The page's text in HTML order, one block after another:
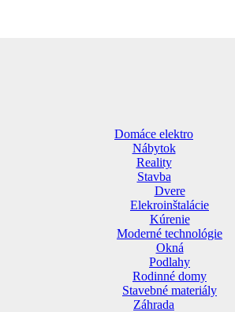
Domáce elektro
Nábytok
Reality
Stavba
Dvere
Elekroinštalácie
Kúrenie
Moderné technológie
Okná
Podlahy
Rodinné domy
Stavebné materiály
Záhrada